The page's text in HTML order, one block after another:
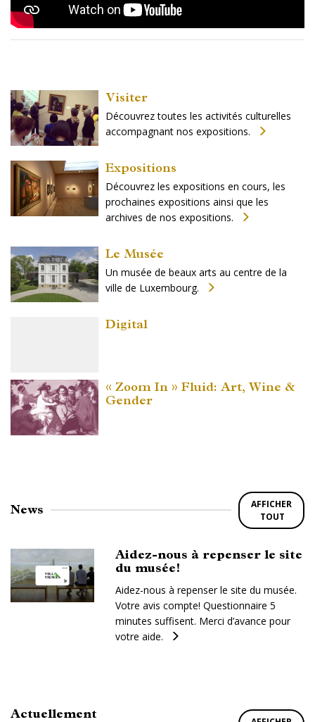
Visiter
Découvrez toutes les activités culturelles
accompagnant nos expositions.
Expositions
Découvrez les expositions en cours, les
prochaines expositions ainsi que les
archives de nos expositions.
Le Musée
Un musée de beaux arts au centre de la
ville de Luxembourg.
Digital
« Zoom In » Fluid: Art, Wine &
Gender
News
AFFICHER
TOUT
Aidez-nous à repenser le site
du musée!
Aidez-nous à repenser le site du musée.
Votre avis compte! Questionnaire 5
minutes suffisent. Merci d’avance pour
votre aide.
Actuellement